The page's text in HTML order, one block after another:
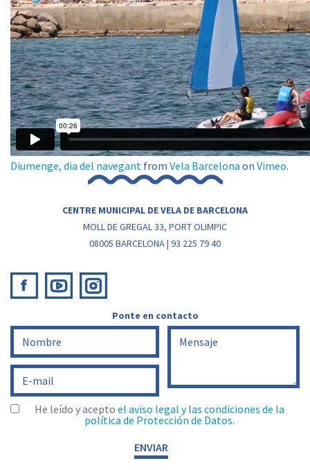
Diumenge, dia del navegant from Vela Barcelona on Vimeo.
CENTRE MUNICIPAL DE VELA DE BARCELONA
MOLL DE GREGAL 33, PORT OLIMPIC
08005 BARCELONA | 93 225 79 40
Ponte en contacto
He leído y acepto el aviso legal y las condiciones de la
política de Protección de Datos.